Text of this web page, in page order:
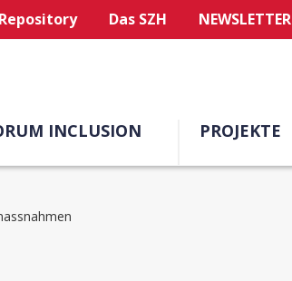
Repository Das SZH NEWSLETTER
INCLUSION PROJEKTE